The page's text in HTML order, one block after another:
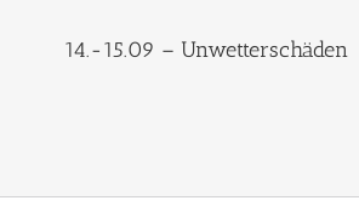
14.-15.09 – Unwetterschäden